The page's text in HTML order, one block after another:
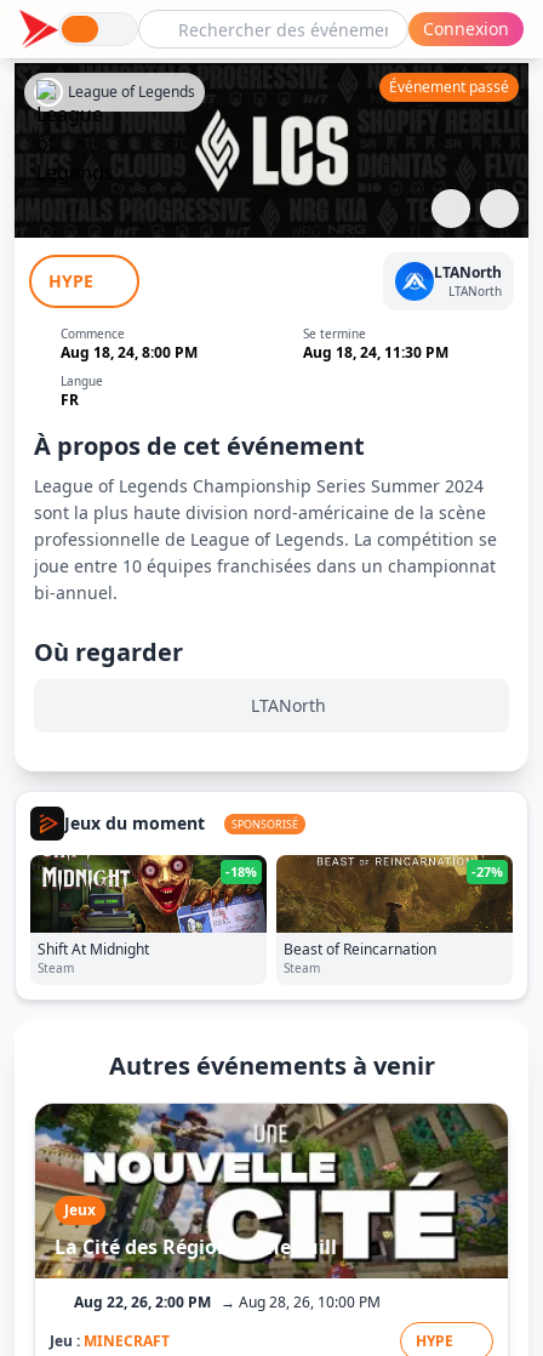
Connexion
LCS Summer 2024: FlyQuest - NRG Kia
League of Legends Événement passé
HYPE LTANorth
LTANorth
Commence
Aug 18, 24, 8:00 PM
Se termine
Aug 18, 24, 11:30 PM
Langue
FR
À propos de cet événement
League of Legends Championship Series Summer 2024
sont la plus haute division nord-américaine de la scène
professionnelle de League of Legends. La compétition se
joue entre 10 équipes franchisées dans un championnat
bi-annuel.
Où regarder
LTANorth
Jeux du moment SPONSORISÉ
-18%
Shift At Midnight
Steam
-27%
Beast of Reincarnation
Steam
Autres événements à venir
Jeux
La Cité des Régions - TheGuill
Aug 22, 26, 2:00 PM → Aug 28, 26, 10:00 PM
Jeu : MINECRAFT HYPE